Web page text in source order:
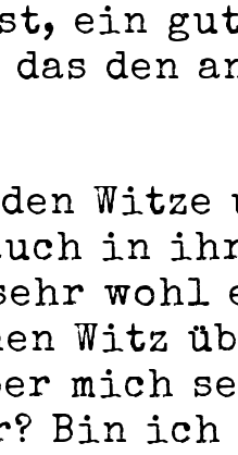
ein
den
in
wohl
Witz
mich
Bin